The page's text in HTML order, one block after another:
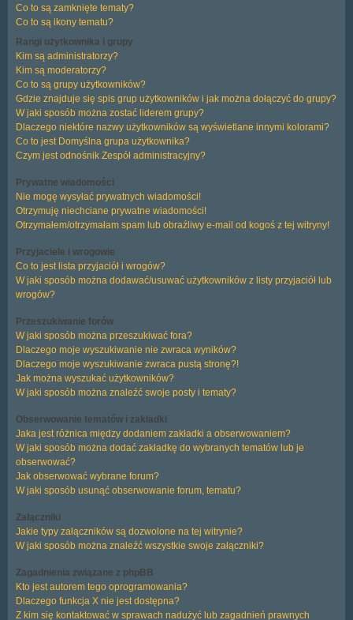
Co to są zamknięte tematy?
Co to są ikony tematu?
Rangi użytkownika i grupy
Kim są administratorzy?
Kim są moderatorzy?
Co to są grupy użytkowników?
Gdzie znajduje się spis grup użytkowników i jak można dołączyć do grupy?
W jaki sposób można zostać liderem grupy?
Dlaczego niektóre nazwy użytkowników są wyświetlane innymi kolorami?
Co to jest Domyślna grupa użytkownika?
Czym jest odnośnik Zespół administracyjny?
Prywatne wiadomości
Nie mogę wysyłać prywatnych wiadomości!
Otrzymuję niechciane prywatne wiadomości!
Otrzymałem/otrzymałam spam lub obraźliwy e-mail od kogoś z tej witryny!
Przyjaciele i wrogowie
Co to jest lista przyjaciół i wrogów?
W jaki sposób można dodawać/usuwać użytkowników z listy przyjaciół lub
wrogów?
Przeszukiwanie forów
W jaki sposób można przeszukiwać fora?
Dlaczego moje wyszukiwanie nie zwraca wyników?
Dlaczego moje wyszukiwanie zwraca pustą stronę?!
Jak można wyszukać użytkowników?
W jaki sposób można znaleźć swoje posty i tematy?
Obserwowanie tematów i zakładki
Jaka jest różnica między dodaniem zakładki a obserwowaniem?
W jaki sposób można dodać zakładkę do wybranych tematów lub je
obserwować?
Jak obserwować wybrane forum?
W jaki sposób usunąć obserwowanie forum, tematu?
Załączniki
Jakie typy załączników są dozwolone na tej witrynie?
W jaki sposób można znaleźć wszystkie swoje załączniki?
Zagadnienia związane z phpBB
Kto jest autorem tego oprogramowania?
Dlaczego funkcja X nie jest dostępna?
Z kim się kontaktować w sprawach nadużyć lub zagadnień prawnych